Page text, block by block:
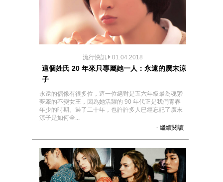
流行快訊 01.04.2018
這個姓氏 20 年來只專屬她一人：永遠的廣末涼
子
永遠的偶像有很多位，這一位絕對是五六年級最為魂縈
夢牽的不變女王，因為她活躍的 90 年代正是我們青春
年少的時期。過了二十年，也許許多人已經忘記了廣末
涼子是如何全...
- 繼續閱讀